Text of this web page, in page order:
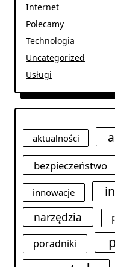
Internet
Polecamy
Technologia
Uncategorized
Usługi
aktualności
bezpieczeństwo
innowacje
narzędzia
poradniki